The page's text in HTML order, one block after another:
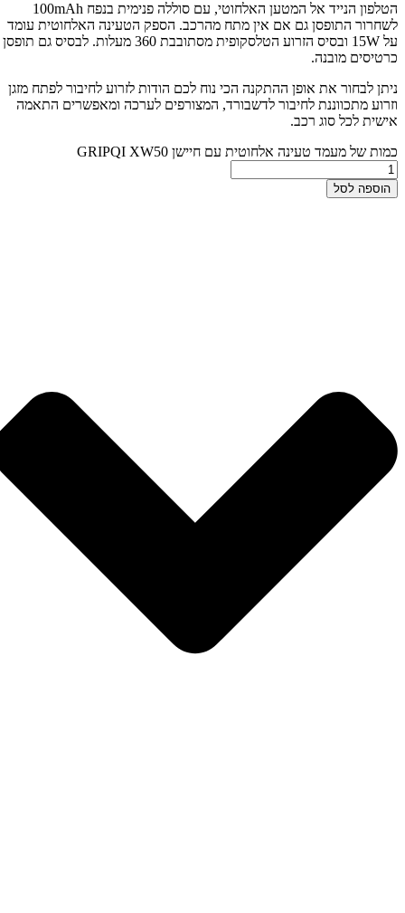
הטלפון הנייד אל המטען האלחוטי, עם סוללה פנימית בנפח 100mAh
לשחרור התופסן גם אם אין מתח מהרכב. הספק הטעינה האלחוטית עומד
על 15W ובסיס הזרוע הטלסקופית מסתובבת 360 מעלות. לבסיס גם תופסן
כרטיסים מובנה.
ניתן לבחור את אופן ההתקנה הכי נוח לכם הודות לזרוע לחיבור לפתח מזגן
וזרוע מתכווננת לחיבור לדשבורד, המצורפים לערכה ומאפשרים התאמה
אישית לכל סוג רכב.
כמות של מעמד טעינה אלחוטית עם חיישן GRIPQI XW50
הוספה לסל